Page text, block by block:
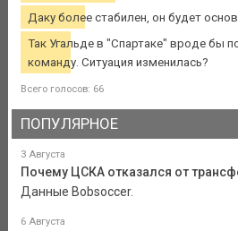
Даку более стабилен, он будет
Так Угальде в "Спартаке" вроде бы
команду. Ситуация изменилась?
Всего голосов: 66
ПОПУЛЯРНОЕ
3 Августа
Почему ЦСКА отказался от
Данные Bobsoccer.
6 Августа